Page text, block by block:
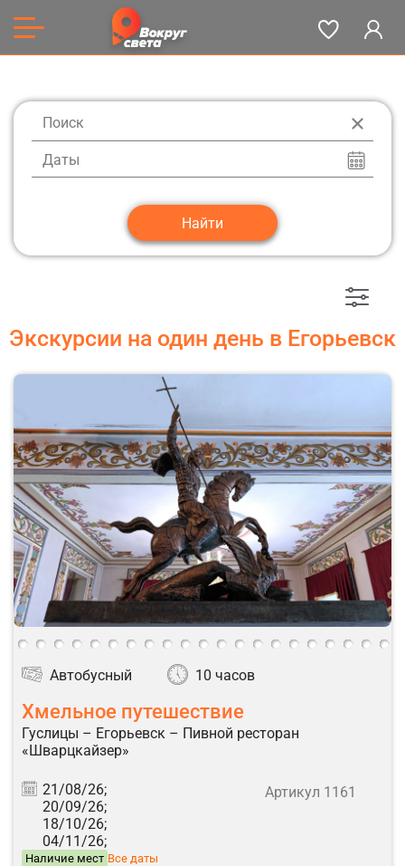
Даты
Экскурсии на один день в Егорьевск
Автобусный 10 часов
Хмельное путешествие
Гуслицы – Егорьевск – Пивной ресторан
«Шварцкайзер»
21/08/26;
20/09/26;
18/10/26;
04/11/26;
Наличие мест Все даты
Артикул 1161